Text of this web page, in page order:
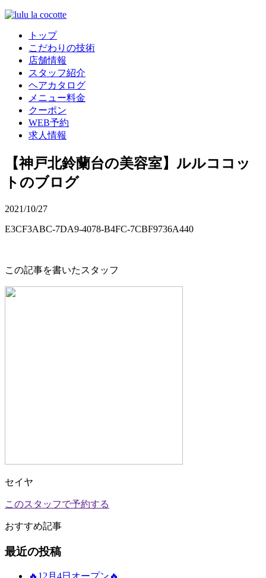
トップ
こだわりの技術
店舗情報
スタッフ紹介
ヘアカタログ
メニュー料金
クーポン
WEB予約
求人情報
【神戸北鈴蘭台の美容室】ルルココッ
トのブログ
2021/10/27
E3CF3ABC-7DA9-4078-B4FC-7CBF9736A440
この記事を書いたスタッフ
セイヤ
このスタッフで予約する
おすすめ記事
最近の投稿